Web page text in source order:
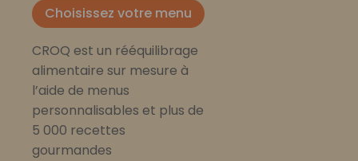
Choisissez votre menu
CROQ est un rééquilibrage
alimentaire sur mesure à
l’aide de menus
personnalisables et plus de
5 000 recettes
gourmandes